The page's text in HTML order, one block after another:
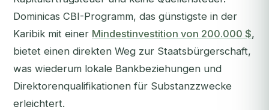
Dominicas CBI-Programm, das günstigste in der
Karibik mit einer Mindestinvestition von 200.000 $,
bietet einen direkten Weg zur Staatsbürgerschaft,
was wiederum lokale Bankbeziehungen und
Direktorenqualifikationen für Substanzzwecke
erleichtert.